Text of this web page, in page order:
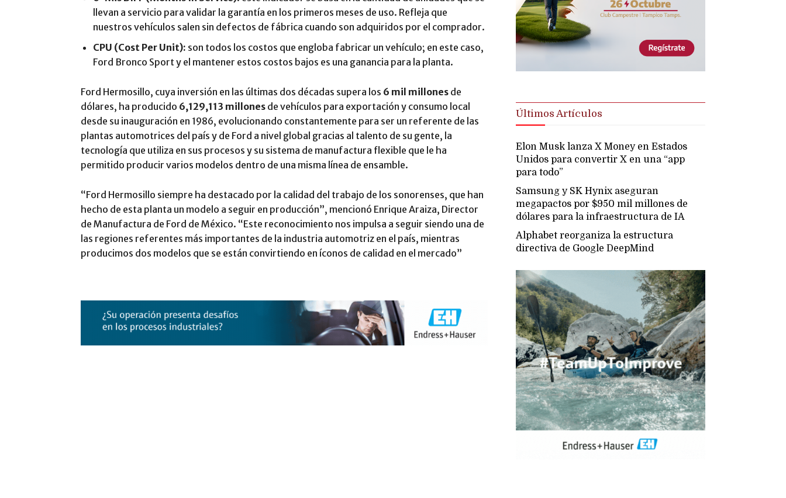
llevan a servicio para validar la garantía en los primeros meses de uso. Refleja que
nuestros vehículos salen sin defectos de fábrica cuando son adquiridos por el comprador.
CPU (Cost Per Unit): son todos los costos que engloba fabricar un vehículo; en este caso,
Ford Bronco Sport y el mantener estos costos bajos es una ganancia para la planta.
Ford Hermosillo, cuya inversión en las últimas dos décadas supera los 6 mil millones de
dólares, ha producido 6,129,113 millones de vehículos para exportación y consumo local
desde su inauguración en 1986, evolucionando constantemente para ser un referente de las
plantas automotrices del país y de Ford a nivel global gracias al talento de su gente, la
tecnología que utiliza en sus procesos y su sistema de manufactura flexible que le ha
permitido producir varios modelos dentro de una misma línea de ensamble.
“Ford Hermosillo siempre ha destacado por la calidad del trabajo de los sonorenses, que han
hecho de esta planta un modelo a seguir en producción”, mencionó Enrique Araiza, Director
de Manufactura de Ford de México. “Este reconocimiento nos impulsa a seguir siendo una de
las regiones referentes más importantes de la industria automotriz en el país, mientras
producimos dos modelos que se están convirtiendo en íconos de calidad en el mercado”
Últimos Artículos
Elon Musk lanza X Money en Estados
Unidos para convertir X en una “app
para todo”
Samsung y SK Hynix aseguran
megapactos por $950 mil millones de
dólares para la infraestructura de IA
Alphabet reorganiza la estructura
directiva de Google DeepMind